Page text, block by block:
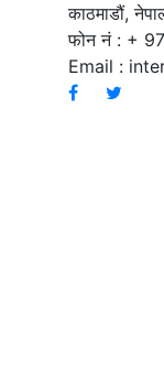
काठमाडौं,
फोन नं : +
Email :